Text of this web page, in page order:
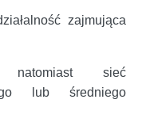
zajmująca
sieć
lub średniego